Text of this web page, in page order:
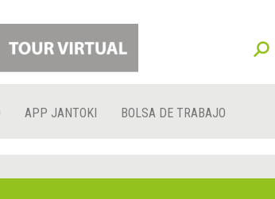
APP JANTOKI BOLSA DE TRABAJO